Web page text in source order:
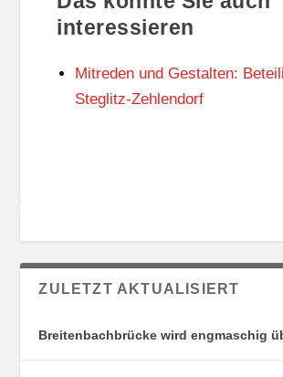
T
U
N
S
O
O
R
N
interessieren
Mitreden und Gestalten:
Steglitz-Zehlendorf
ZULETZT AKTUALISIERT
Breitenbachbrücke wird engmaschig